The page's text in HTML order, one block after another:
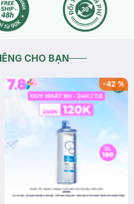
CHO BẠN
-42%